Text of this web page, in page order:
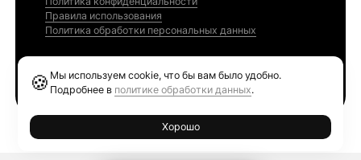
Правила использования
Политика обработки персональных данных
🍪 Мы используем cookie, что бы вам было удобно.
Подробнее в политике обработки данных.
Хорошо
Ethereum GAS Tracker